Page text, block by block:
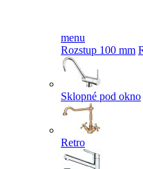
menu
Rozstup 100 mm
Sklopné pod okno
Retro